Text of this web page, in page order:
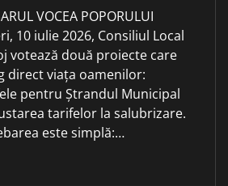
VOCEA POPORULUI
10 iulie 2026, Consiliul Local
votează două proiecte care
direct viața oamenilor:
pentru Ștrandul Municipal
tarifelor la salubrizare.
este simplă:…